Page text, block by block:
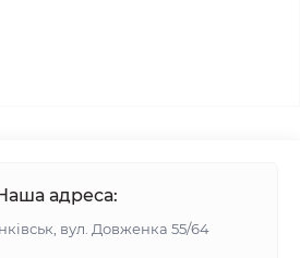
адреса:
вул. Довженка 55/64